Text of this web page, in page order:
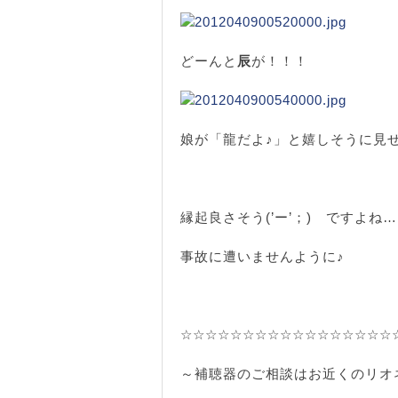
どーんと 辰が！！！
娘が「龍だよ♪」と嬉しそうに見
縁起良さそう(’ー’；) ですよね…
事故に遭いませんように♪
～補聴器のご相談はお近くのリオ